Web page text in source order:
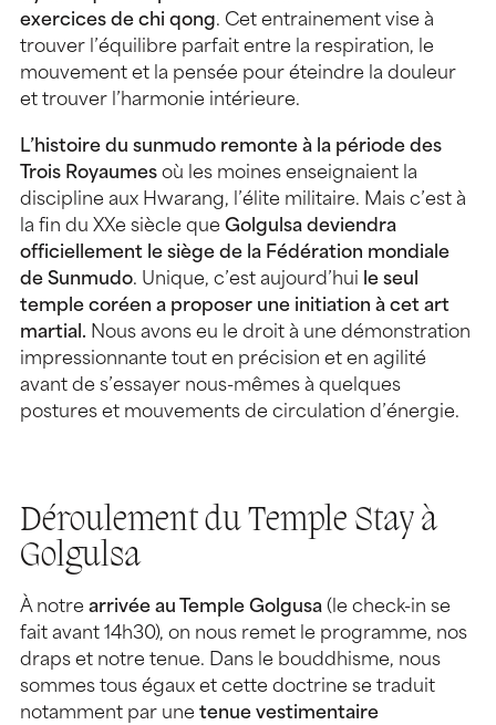
exercices de chi qong. Cet entrainement vise à
trouver l’équilibre parfait entre la respiration, le
mouvement et la pensée pour éteindre la douleur
et trouver l’harmonie intérieure.
L’histoire du sunmudo remonte à la période des
Trois Royaumes où les moines enseignaient la
discipline aux Hwarang, l’élite militaire. Mais c’est à
la fin du XXe siècle que Golgulsa deviendra
officiellement le siège de la Fédération mondiale
de Sunmudo. Unique, c’est aujourd’hui le seul
temple coréen a proposer une initiation à cet art
martial. Nous avons eu le droit à une démonstration
impressionnante tout en précision et en agilité
avant de s’essayer nous-mêmes à quelques
postures et mouvements de circulation d’énergie.
Déroulement du Temple Stay à
Golgulsa
À notre arrivée au Temple Golgusa (le check-in se
fait avant 14h30), on nous remet le programme, nos
draps et notre tenue. Dans le bouddhisme, nous
sommes tous égaux et cette doctrine se traduit
notamment par une tenue vestimentaire